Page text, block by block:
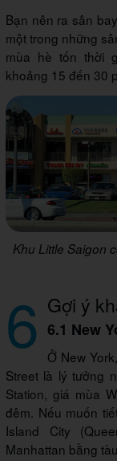
Bạn nên ra sân
một trong những
mùa hè tốn thời
khoảng 15 đến 30
Khu Little Saigon
6 Gợi ý
6.1 New
Ở New
Street là lý tưởng
Station, giá mùa
đêm. Nếu muốn
Island City
Manhattan bằng